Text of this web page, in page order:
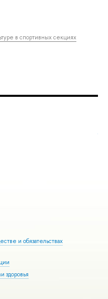
в спортивных секциях
и обязательствах
здоровья